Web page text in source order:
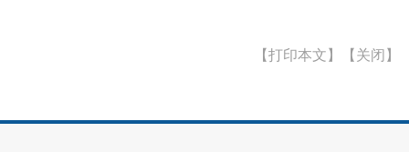
【打印本文】 【关闭】